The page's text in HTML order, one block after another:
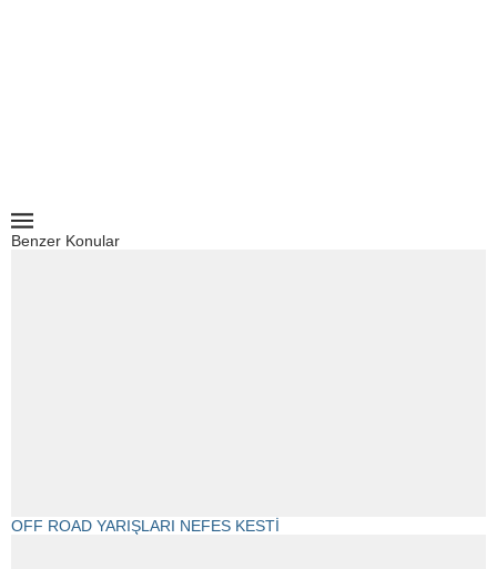
Benzer Konular
OFF ROAD YARIŞLARI NEFES KESTİ